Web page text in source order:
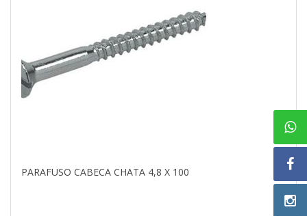
PARAFUSO CABECA CHATA 4,8 X 100